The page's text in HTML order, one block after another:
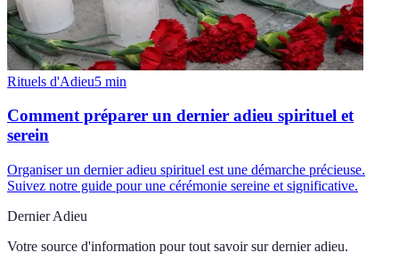
Rituels d'Adieu5 min
Comment préparer un dernier adieu spirituel et
serein
Organiser un dernier adieu spirituel est une démarche précieuse.
Suivez notre guide pour une cérémonie sereine et significative.
Dernier Adieu
Votre source d'information pour tout savoir sur dernier adieu.